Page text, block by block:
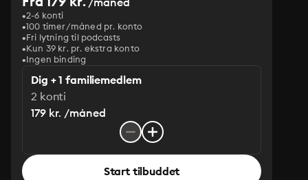
2-6 konti
100 timer/måned pr. konto
Fri lytning til podcasts
Kun 39 kr. pr. ekstra konto
Ingen binding
Dig + 1 familiemedlem
2 konti
179 kr. /måned
Start tilbuddet